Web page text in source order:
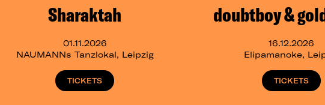
Sharaktah
01.11.2026
NAUMANNs Tanzlokal, Leipzig
TICKETS
doubtboy &
16.12.2026
Elipamanoke,
TICKETS